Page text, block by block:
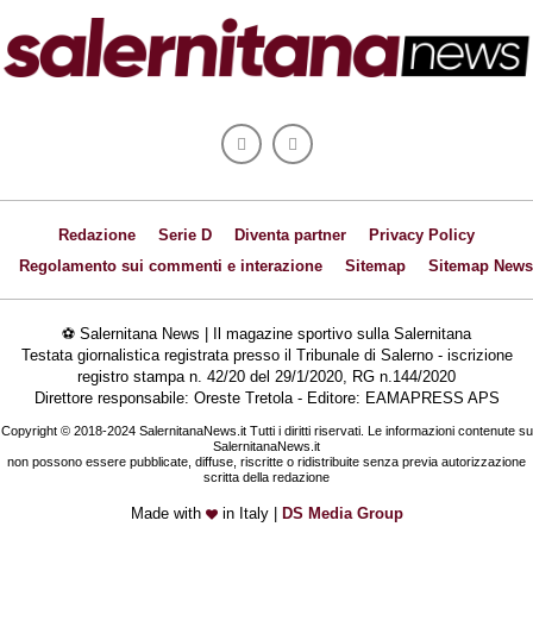
Redazione Serie D Diventa partner
Privacy Policy
Regolamento sui commenti e interazione
Sitemap Sitemap News
⚽ Salernitana News | Il magazine sportivo sulla Salernitana
Testata giornalistica registrata presso il Tribunale di Salerno - iscrizione
registro stampa n. 42/20 del 29/1/2020, RG n.144/2020
Direttore responsabile: Oreste Tretola - Editore: EAMAPRESS APS
Copyright © 2018-2024 SalernitanaNews.it Tutti i diritti riservati. Le informazioni contenute su
SalernitanaNews.it
non possono essere pubblicate, diffuse, riscritte o ridistribuite senza previa autorizzazione
scritta della redazione
Made with in Italy | DS Media Group